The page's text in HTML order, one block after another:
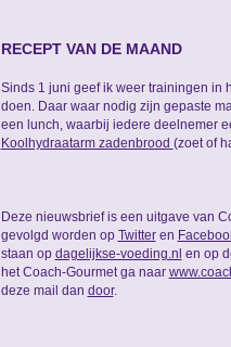
RECEPT VAN DE MAAND
Sinds 1 juni geef ik weer trainingen in
doen. Daar waar nodig zijn gepaste
een lunch, waarbij iedere deelnemer
Koolhydraatarm zadenbrood (zoet of
Deze nieuwsbrief is een uitgave van
gevolgd worden op Twitteren
staan op dagelijkse-voeding.nl en op
het Coach-Gourmet ga naar
deze mail dan door.